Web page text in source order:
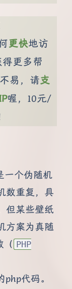
更快地访
得更多帮
易，请支
喔，10元/
一个伪随机
数重复，具
但某些壁纸
方案为真随
（ PHP
代码。